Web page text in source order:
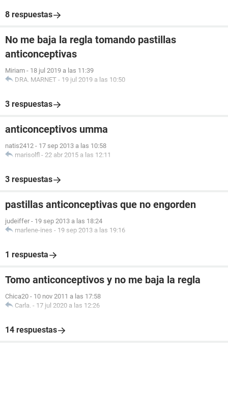
8 respuestas
No me baja la regla tomando pastillas
anticonceptivas
Miriam - 18 jul 2019 a las 11:39
DRA. MARNET - 19 jul 2019 a las 10:50
3 respuestas
anticonceptivos umma
natis2412 - 17 sep 2013 a las 10:58
marisolfl - 22 abr 2015 a las 12:11
3 respuestas
pastillas anticonceptivas que no engorden
judeiffer - 19 sep 2013 a las 18:24
marlene-ines - 19 sep 2013 a las 19:16
1 respuesta
Tomo anticonceptivos y no me baja la regla
Chica20 - 10 nov 2011 a las 17:58
Carla. - 17 jul 2020 a las 12:26
14 respuestas